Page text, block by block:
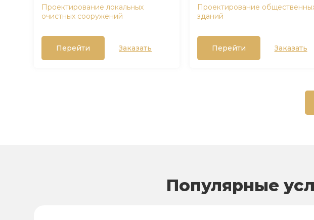
Проектирование локальных
очистных сооружений
Перейти Заказать
Проектирование
зданий
Перейти Заказать
Популярные